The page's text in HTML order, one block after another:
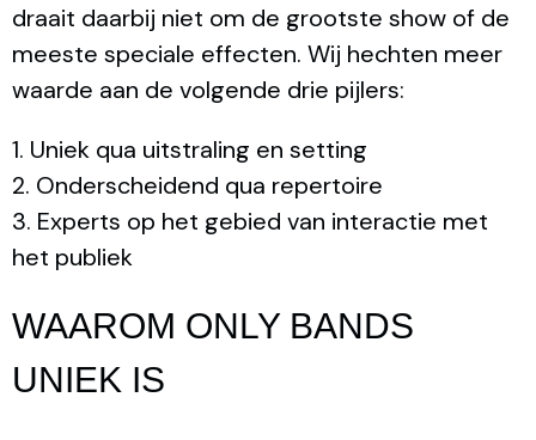
draait daarbij niet om de grootste show of de
meeste speciale effecten. Wij hechten meer
waarde aan de volgende drie pijlers:
1. Uniek qua uitstraling en setting
2. Onderscheidend qua repertoire
3. Experts op het gebied van interactie met
het publiek
WAAROM ONLY BANDS
UNIEK IS